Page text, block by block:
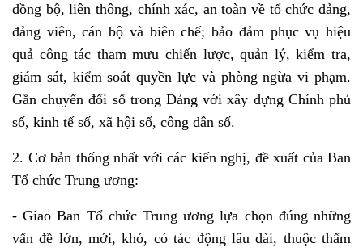
đồng bộ, liên thông, chính xác, an toàn về tổ chức đảng,
đảng viên, cán bộ và biên chế; bảo đảm phục vụ hiệu
quả công tác tham mưu chiến lược, quản lý, kiểm tra,
giám sát, kiểm soát quyền lực và phòng ngừa vi phạm.
Gắn chuyển đổi số trong Đảng với xây dựng Chính phủ
số, kinh tế số, xã hội số, công dân số.
2. Cơ bản thống nhất với các kiến nghị, đề xuất của Ban
Tổ chức Trung ương:
- Giao Ban Tổ chức Trung ương lựa chọn đúng những
vấn đề lớn, mới, khó, có tác động lâu dài, thuộc thẩm